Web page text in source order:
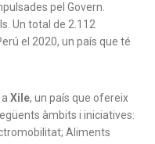
pel Govern.
Un total de 2.112
el 2020, un país que té
Xile, un país que ofereix
àmbits i iniciatives:
Aliments